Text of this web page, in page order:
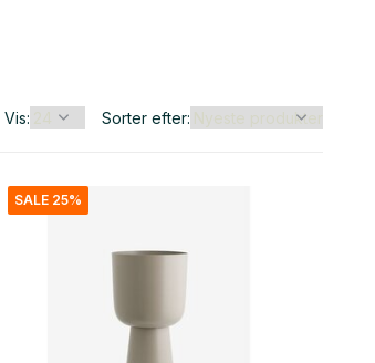
Vis: Sorter efter:
SALE 25%